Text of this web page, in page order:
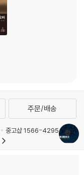
주문/배송
중고샵 1566-4295